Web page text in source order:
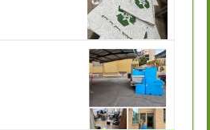
سازمان مدیریت پسماند به جهت تکریم
انتشار: شنبه, 11 آذر 1402
یکی از مشکلاتی که در حفظ محیط
آن مواجه هستیم این است که افراد
زیادی کیسه پلاستیکی...